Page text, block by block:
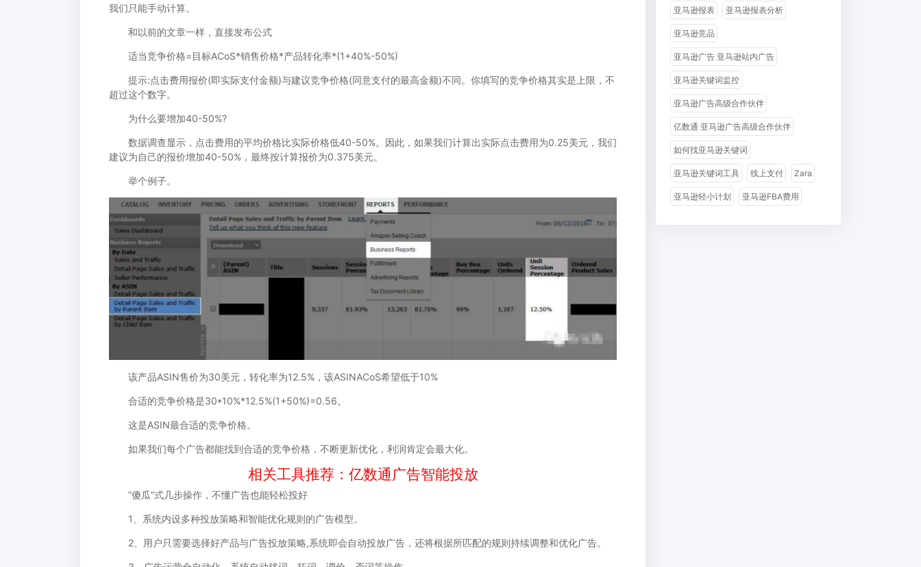
我们只能手动计算。
和以前的文章一样，直接发布公式
适当竞争价格=目标ACoS*销售价格*产品转化率*(1+40%-50%)
提示:点击费用报价(即实际支付金额)与建议竞争价格(同意支付的最高金额)不同。你填写的竞争价格其实是上限，不
超过这个数字。
为什么要增加40-50%?
数据调查显示，点击费用的平均价格比实际价格低40-50%。因此，如果我们计算出实际点击费用为0.25美元，我们
建议为自己的报价增加40-50%，最终按计算报价为0.375美元。
举个例子。
该产品ASIN售价为30美元，转化率为12.5%，该ASINACoS希望低于10%
合适的竞争价格是30*10%*12.5%(1+50%)=0.56。
这是ASIN最合适的竞争价格。
如果我们每个广告都能找到合适的竞争价格，不断更新优化，利润肯定会最大化。
相关工具推荐：亿数通广告智能投放
“傻瓜”式几步操作，不懂广告也能轻松投好
1、系统内设多种投放策略和智能优化规则的广告模型。
2、用户只需要选择好产品与广告投放策略,系统即会自动投放广告，还将根据所匹配的规则持续调整和优化广告。
亚马逊报表 亚马逊报表分析
亚马逊竞品
亚马逊广告 亚马逊站内广告
亚马逊关键词监控
亚马逊广告高级合作伙伴
亿数通 亚马逊广告高级合作伙伴
如何找亚马逊关键词
亚马逊关键词工具 线上支付 Zara
亚马逊轻小计划 亚马逊FBA费用